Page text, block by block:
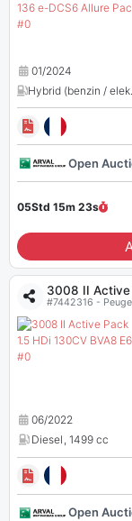
01/2024
Hybrid (benzin / elektro)
Open
05Std 15m 22s
3008 II Active
#7442316 -
06/2022
Diesel, 1499 cc
Open